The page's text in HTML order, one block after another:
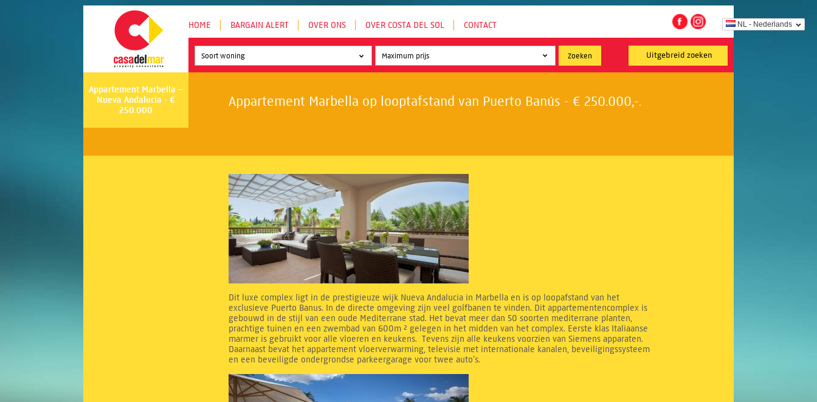
NL - Nederlands
HOME BARGAIN ALERT OVER ONS OVER COSTA DEL SOL CONTACT
Uitgebreid zoeken
Soort woning
Appartement Marbella –
Nueva Andalucia - €
250.000
Appartement Marbella op looptafstand van Puerto Banús - € 250.000,-.
Dit luxe complex ligt in de prestigieuze wijk Nueva Andalucia in Marbella en is op loopafstand van het
exclusieve Puerto Banus. In de directe omgeving zijn veel golfbanen te vinden. Dit appartementencomplex is
gebouwd in de stijl van een oude Mediterrane stad. Het bevat meer dan 50 soorten mediterrane planten,
prachtige tuinen en een zwembad van 600m ² gelegen in het midden van het complex. Eerste klas Italiaanse
marmer is gebruikt voor alle vloeren en keukens. Tevens zijn alle keukens voorzien van Siemens apparaten.
Daarnaast bevat het appartement vloerverwarming, televisie met internationale kanalen, beveiligingssysteem
en een beveiligde ondergrondse parkeergarage voor twee auto’s.